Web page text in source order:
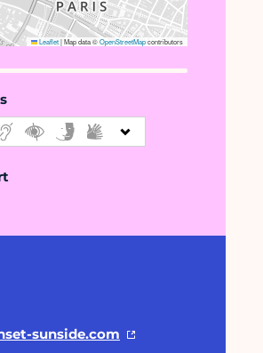
Leaflet|Map data ©OpenStreetMapcontributors
sunside.com